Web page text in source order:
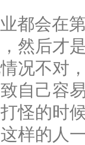
都会在
然后才
况不对
自己容
怪的时
样的人